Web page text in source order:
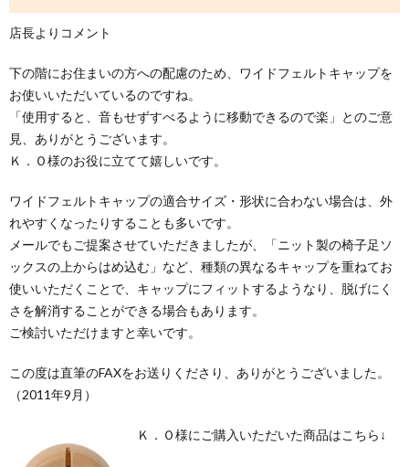
店長よりコメント
下の階にお住まいの方への配慮のため、ワイドフェルトキャップを
お使いいただいているのですね。
「使用すると、音もせずすべるように移動できるので楽」とのご意
見、ありがとうございます。
Ｋ．Ｏ様のお役に立てて嬉しいです。
ワイドフェルトキャップの適合サイズ・形状に合わない場合は、外
れやすくなったりすることも多いです。
メールでもご提案させていただきましたが、「ニット製の椅子足ソ
ックスの上からはめ込む」など、種類の異なるキャップを重ねてお
使いいただくことで、キャップにフィットするようなり、脱げにく
さを解消することができる場合もあります。
ご検討いただけますと幸いです。
この度は直筆のFAXをお送りくださり、ありがとうございました。
（2011年9月）
Ｋ．Ｏ様にご購入いただいた商品はこちら↓